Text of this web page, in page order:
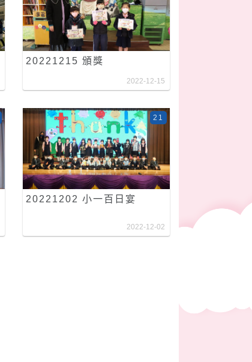
20221215 頒獎
2022-12-15
20221202 小一百日宴
21
2022-12-02